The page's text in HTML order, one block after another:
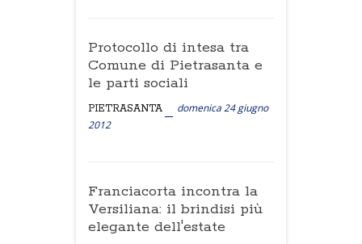
Protocollo di intesa tra
Comune di Pietrasanta e
le parti sociali
PIETRASANTA
domenica 24 giugno
2012
Franciacorta incontra la
Versiliana: il brindisi più
elegante dell'estate